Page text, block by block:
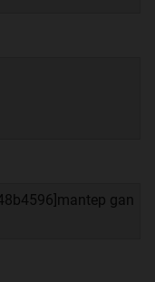
gan